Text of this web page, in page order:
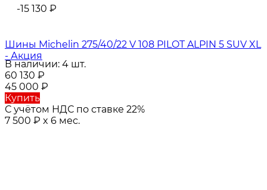
-15 130 ₽
Шины Michelin 275/40/22 V 108 PILOT ALPIN 5 SUV XL
- Акция
В наличии: 4 шт.
60 130 ₽
45 000 ₽
Купить
С учётом НДС по ставке 22%
7 500 ₽ x 6 мес.